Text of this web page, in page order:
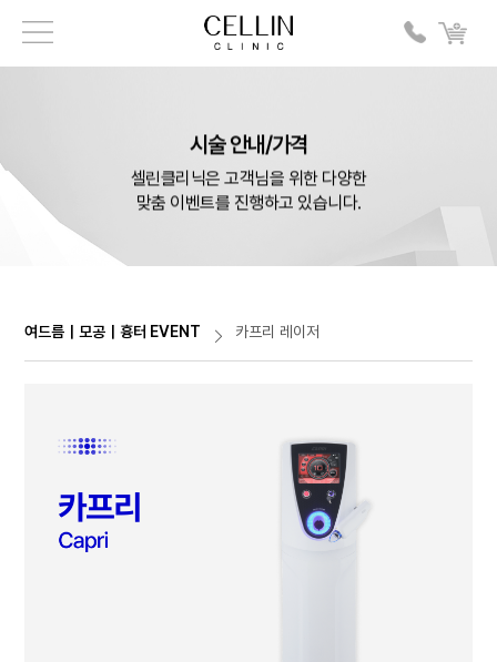
시술 안내/가격
셀린클리닉은 고객님을 위한 다양한
맞춤 이벤트를 진행하고 있습니다.
여드름｜모공｜흉터 EVENT 카프리 레이저